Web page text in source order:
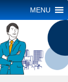
MENU